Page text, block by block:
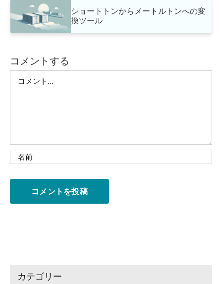
ショートトンからメートルトンへの変
換ツール
コメントする
カテゴリー